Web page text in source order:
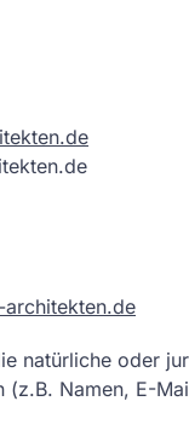
architekten.de
natürliche oder
(z.B. Namen, E-